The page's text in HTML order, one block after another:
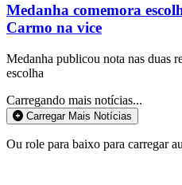
Medanha comemora
Carmo na vice
Medanha publicou nota nas duas
escolha
Carregando mais notícias...
Carregar Mais Notícias
Ou role para baixo para carregar